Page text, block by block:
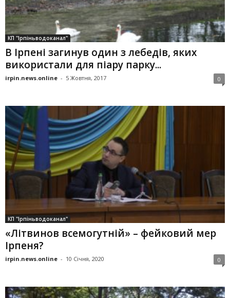
КП "Ірпіньводоканал"
В Ірпені загинув один з лебедів, яких
використали для піару парку...
irpin.news.online - 5 Жовтня, 2017 0
КП "Ірпіньводоканал"
«Літвинов всемогутній» – фейковий мер
Ірпеня?
irpin.news.online - 10 Січня, 2020 0